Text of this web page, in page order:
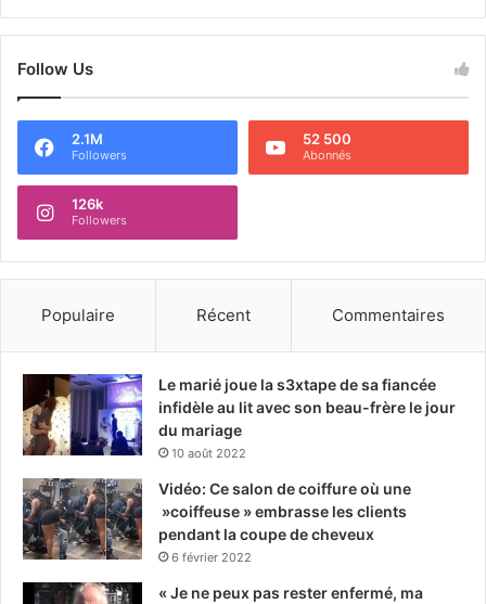
Follow Us
2.1M
Followers
52 500
Abonnés
126k
Followers
Populaire Récent Commentaires
Le marié joue la s3xtape de sa fiancée
infidèle au lit avec son beau-frère le jour
du mariage
10 août 2022
Vidéo: Ce salon de coiffure où une
»coiffeuse » embrasse les clients
pendant la coupe de cheveux
6 février 2022
« Je ne peux pas rester enfermé, ma